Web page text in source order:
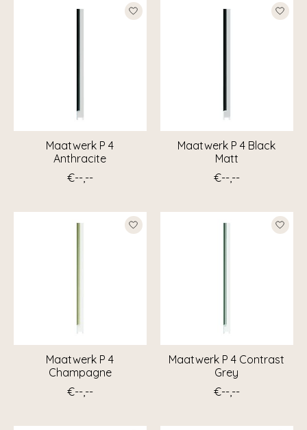
Maatwerk P 4
Anthracite
€--,--
Maatwerk P 4 Black
Matt
€--,--
Maatwerk P 4
Champagne
€--,--
Maatwerk P 4 Contrast
Grey
€--,--